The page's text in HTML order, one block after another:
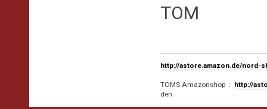
TOM
http://astore.amazon.de/nord-
TOMS Amazonshop : http://
den